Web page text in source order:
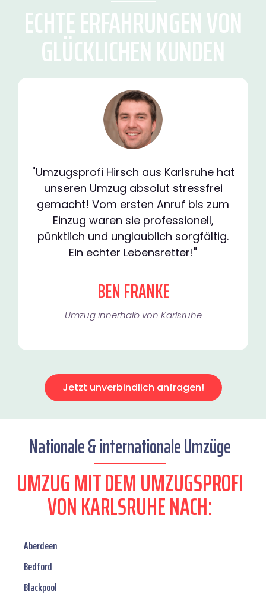
ECHTE ERFAHRUNGEN VON
GLÜCKLICHEN KUNDEN
"Umzugsprofi Hirsch aus Karlsruhe hat
unseren Umzug absolut stressfrei
gemacht! Vom ersten Anruf bis zum
Einzug waren sie professionell,
pünktlich und unglaublich sorgfältig.
Ein echter Lebensretter!"
BEN FRANKE
Umzug innerhalb von Karlsruhe​
Jetzt unverbindlich anfragen!
Nationale & internationale Umzüge
UMZUG MIT DEM UMZUGSPROFI
VON KARLSRUHE NACH:
Aberdeen
Bedford
Blackpool